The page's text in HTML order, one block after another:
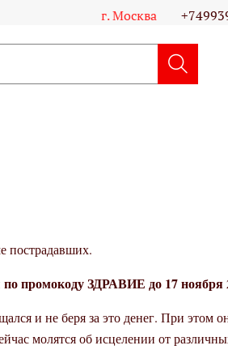
г. Москва
пострадавших.
промокоду ЗДРАВИЕ до 17 ноября
и не беря за это денег. При этом
молятся об исцелении от